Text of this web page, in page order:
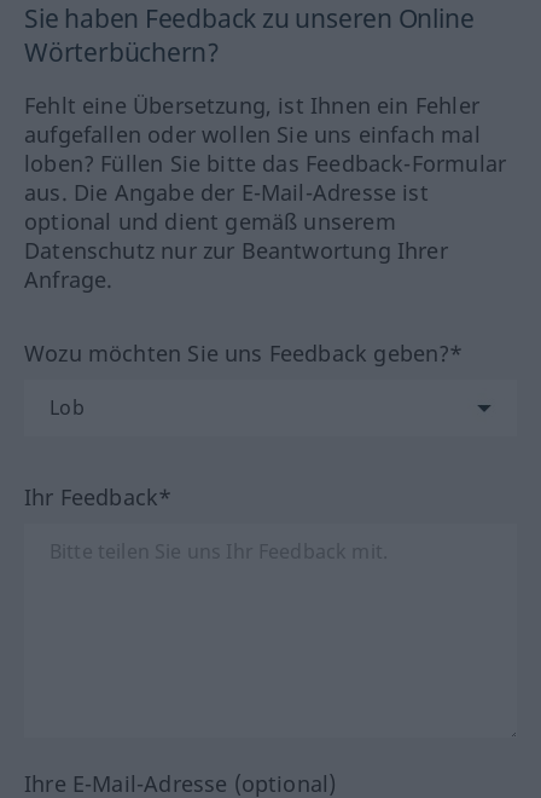
Sie haben Feedback zu unseren Online
Wörterbüchern?
Fehlt eine Übersetzung, ist Ihnen ein Fehler
aufgefallen oder wollen Sie uns einfach mal
loben? Füllen Sie bitte das Feedback-Formular
aus. Die Angabe der E-Mail-Adresse ist
optional und dient gemäß unserem
Datenschutz nur zur Beantwortung Ihrer
Anfrage.
Wozu möchten Sie uns Feedback geben?*
Ihr Feedback*
Ihre E-Mail-Adresse (optional)